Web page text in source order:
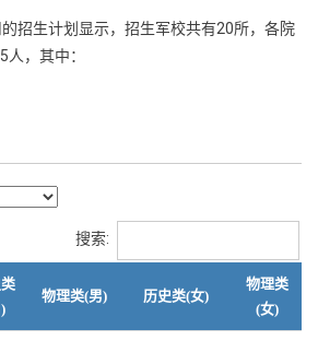
招生计划显示，招生军校共有20所，各院
，其中：
搜索:
物理类(男) 历史类(女)
物理类
(女)